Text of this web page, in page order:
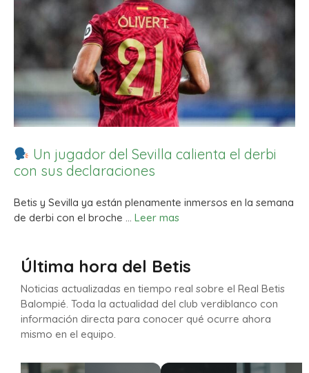
Un jugador del Sevilla calienta el derbi
con sus declaraciones
Betis y Sevilla ya están plenamente inmersos en la semana
de derbi con el broche … Leer mas
Última hora del Betis
Noticias actualizadas en tiempo real sobre el Real Betis
Balompié. Toda la actualidad del club verdiblanco con
información directa para conocer qué ocurre ahora
mismo en el equipo.